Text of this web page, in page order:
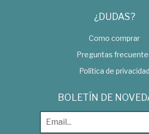
¿DUDAS?
Como comprar
Preguntas
Política de privacidad
BOLETÍN DE